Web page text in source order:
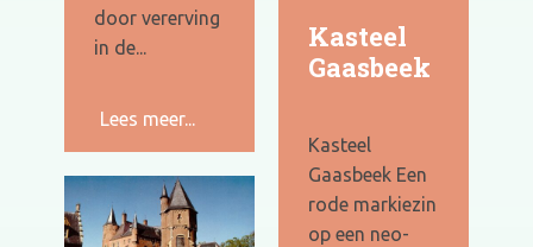
door vererving
in de...
Lees meer...
Kasteel
Gaasbeek
Kasteel
Gaasbeek Een
rode markiezin
op een neo-